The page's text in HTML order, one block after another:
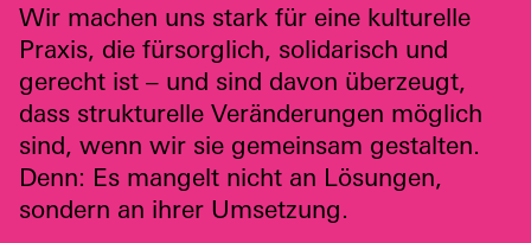
Wir machen uns stark für eine kulturelle
Praxis, die fürsorglich, solidarisch und
gerecht ist – und sind davon überzeugt,
dass strukturelle Veränderungen möglich
sind, wenn wir sie gemeinsam gestalten.
Denn: Es mangelt nicht an Lösungen,
sondern an ihrer Umsetzung.